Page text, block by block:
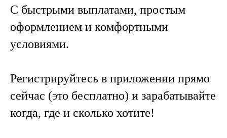
С быстрыми выплатами, простым
оформлением и комфортными
условиями.
Регистрируйтесь в приложении прямо
сейчас (это бесплатно) и зарабатывайте
когда, где и сколько хотите!